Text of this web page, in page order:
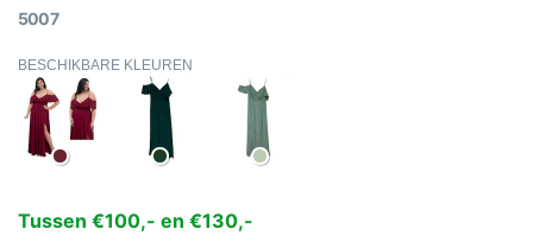
5007
BESCHIKBARE KLEUREN
Tussen €100,- en €130,-